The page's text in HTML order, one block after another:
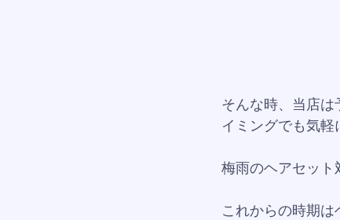
そんな時、当店は
イミングでも気軽
梅雨のヘアセット
これからの時期